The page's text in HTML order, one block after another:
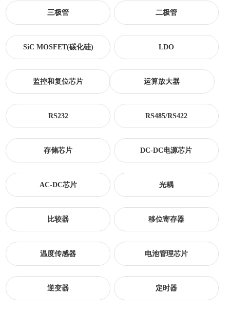
三极管 二极管
SiC MOSFET(碳化硅) LDO
监控和复位芯片 运算放大器
RS232 RS485/RS422
存储芯片 DC-DC电源芯片
AC-DC芯片 光耦
比较器 移位寄存器
温度传感器 电池管理芯片
逆变器 定时器